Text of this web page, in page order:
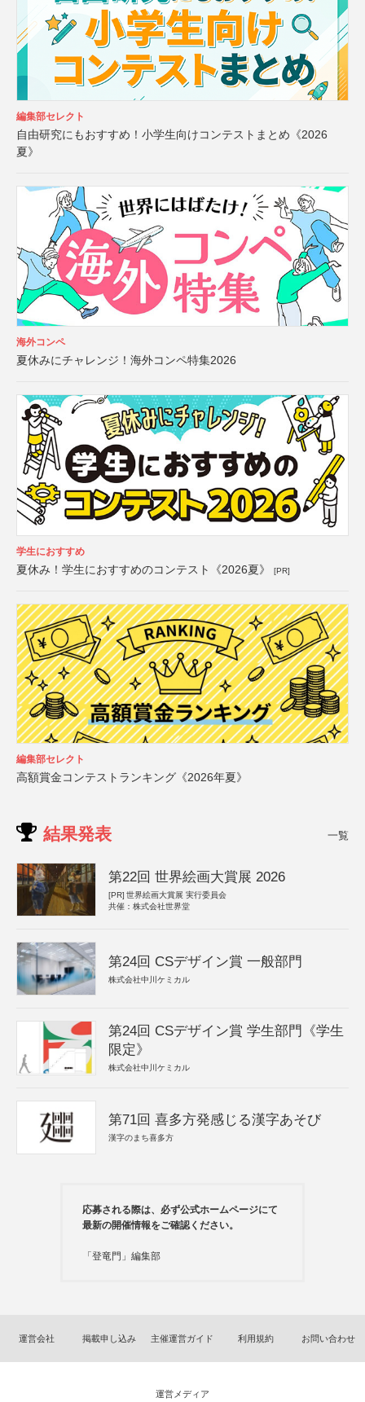
編集部セレクト
自由研究にもおすすめ！小学生向けコンテストまとめ《2026
夏》
海外コンペ
夏休みにチャレンジ！海外コンペ特集2026
学生におすすめ
夏休み！学生におすすめのコンテスト《2026夏》 [PR]
編集部セレクト
高額賞金コンテストランキング《2026年夏》
結果発表 一覧
第22回 世界絵画大賞展 2026
[PR] 世界絵画大賞展 実行委員会
共催：株式会社世界堂
第24回 CSデザイン賞 一般部門
株式会社中川ケミカル
第24回 CSデザイン賞 学生部門《学生
限定》
株式会社中川ケミカル
第71回 喜多方発感じる漢字あそび
漢字のまち喜多方
応募される際は、必ず公式ホームページにて
最新の開催情報をご確認ください。
「登竜門」編集部
運営会社 掲載申し込み 主催運営ガイド 利用規約 お問い合わせ
運営メディア